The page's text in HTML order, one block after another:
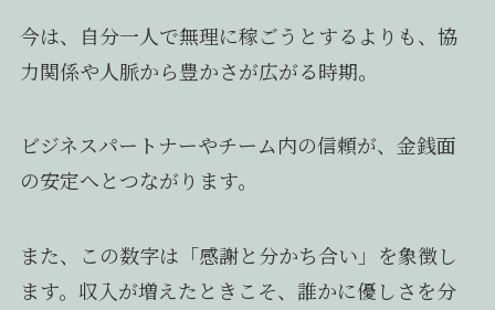
今は、自分一人で無理に稼ごうとするよりも、協
力関係や人脈から豊かさが広がる時期。
ビジネスパートナーやチーム内の信頼が、金銭面
の安定へとつながります。
また、この数字は「感謝と分かち合い」を象徴し
ます。収入が増えたときこそ、誰かに優しさを分